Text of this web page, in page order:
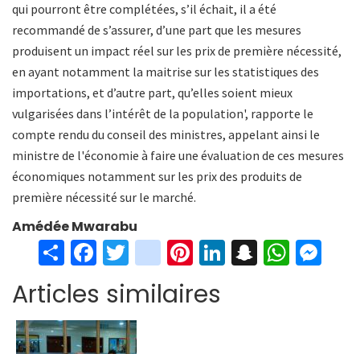
qui pourront être complétées, s’il échait, il a été
recommandé de s’assurer, d’une part que les mesures
produisent un impact réel sur les prix de première nécessité,
en ayant notamment la maitrise sur les statistiques des
importations, et d’autre part, qu’elles soient mieux
vulgarisées dans l’intérêt de la population', rapporte le
compte rendu du conseil des ministres, appelant ainsi le
ministre de l'économie à faire une évaluation de ces mesures
économiques notamment sur les prix des produits de
première nécessité sur le marché.
Amédée Mwarabu
S
h
ar
e
Fa
ce
b
o
T
wi
tt
er
in
st
ag
Pi
er
Li S W
Articles similaires